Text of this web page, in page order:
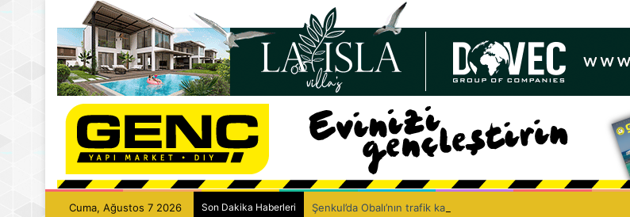
Cuma, Ağustos 7 2026 Son Dakika Haberleri Şenkul’da Obalı’nın trafik kazasında hayatını kaybetmesinin